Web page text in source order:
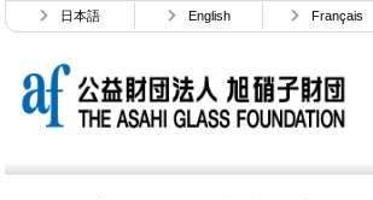
日本語 English Français